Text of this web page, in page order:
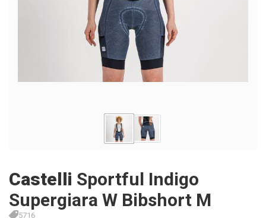
Castelli Sportful Indigo
Supergiara W Bibshort M
5716